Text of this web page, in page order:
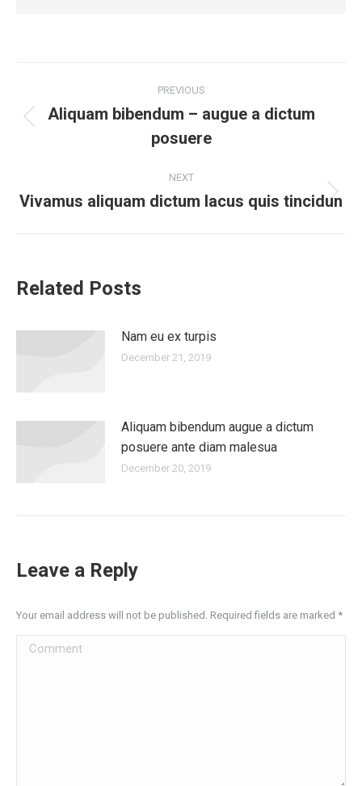
navigation
PREVIOUS
Previous
post:
Aliquam bibendum – augue a dictum
posuere
NEXT
Next
Vivamus aliquam dictum lacus quis tincidun
Related Posts
Nam eu ex turpis
December 21, 2019
Aliquam bibendum augue a dictum
posuere ante diam malesua
December 20, 2019
Leave a Reply
Your email address will not be published. Required fields are marked *
Comment